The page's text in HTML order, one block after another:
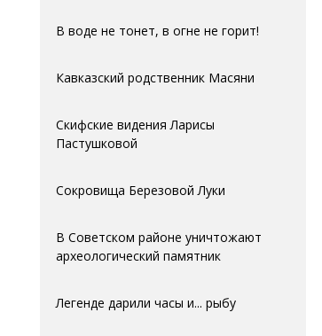
В воде не тонет, в огне не горит!
Кавказский родственник Масяни
Скифские видения Ларисы
Пастушковой
Сокровища Березовой Луки
В Советском районе уничтожают
археологический памятник
Легенде дарили часы и... рыбу